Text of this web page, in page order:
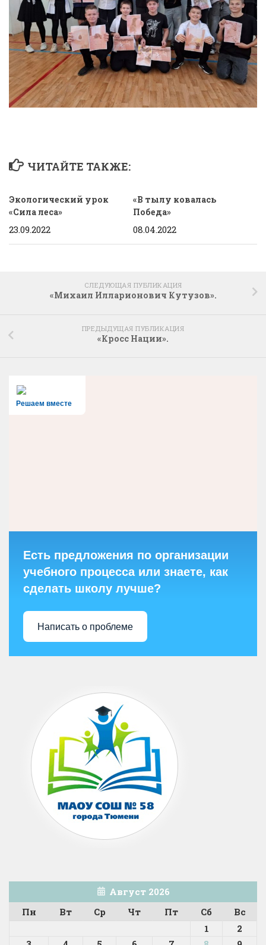
ЧИТАЙТЕ ТАКЖЕ:
Экологический урок
«Сила леса»
23.09.2022
«В тылу ковалась
Победа»
08.04.2022
СЛЕДУЮЩАЯ ПУБЛИКАЦИЯ
«Михаил Илларионович Кутузов».
ПРЕДЫДУЩАЯ ПУБЛИКАЦИЯ
«Кросс Нации».
Решаем вместе
Есть предложения по организации
учебного процесса или знаете, как
сделать школу лучше?
Написать о проблеме
Август 2026
Пн
Вт Ср Чт Пт Сб
Вс
1
2